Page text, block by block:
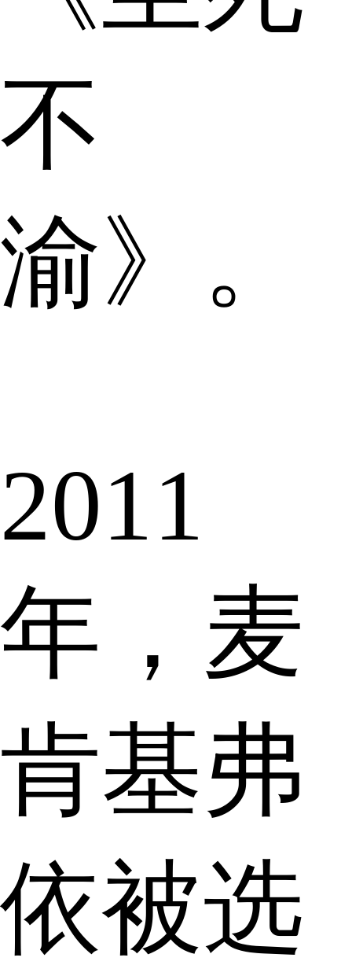
不
渝》。
2011
年，麦
肯基弗
依被选